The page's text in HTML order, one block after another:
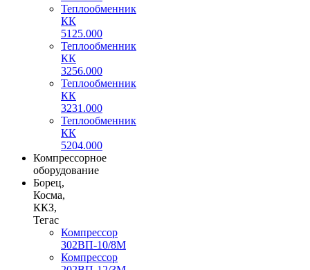
Теплообменник
КК
5125.000
Теплообменник
КК
3256.000
Теплообменник
КК
3231.000
Теплообменник
КК
5204.000
Компрессорное
оборудование
Борец,
Косма,
ККЗ,
Тегас
Компрессор
302ВП-10/8М
Компрессор